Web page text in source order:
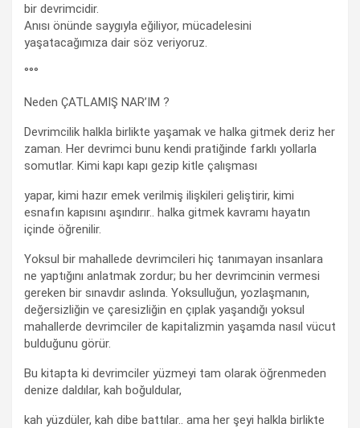
bir devrimcidir.
Anısı önünde saygıyla eğiliyor, mücadelesini
yaşatacağımıza dair söz veriyoruz.
°°°
Neden ÇATLAMIŞ NAR’IM ?
Devrimcilik halkla birlikte yaşamak ve halka gitmek deriz her
zaman. Her devrimci bunu kendi pratiğinde farklı yollarla
somutlar. Kimi kapı kapı gezip kitle çalışması
yapar, kimi hazır emek verilmiş ilişkileri geliştirir, kimi
esnafın kapısını aşındırır.. halka gitmek kavramı hayatın
içinde öğrenilir.
Yoksul bir mahallede devrimcileri hiç tanımayan insanlara
ne yaptığını anlatmak zordur; bu her devrimcinin vermesi
gereken bir sınavdır aslında. Yoksulluğun, yozlaşmanın,
değersizliğin ve çaresizliğin en çıplak yaşandığı yoksul
mahallerde devrimciler de kapitalizmin yaşamda nasıl vücut
bulduğunu görür.
Bu kitapta ki devrimciler yüzmeyi tam olarak öğrenmeden
denize daldılar, kah boğuldular,
kah yüzdüler, kah dibe battılar.. ama her şeyi halkla birlikte